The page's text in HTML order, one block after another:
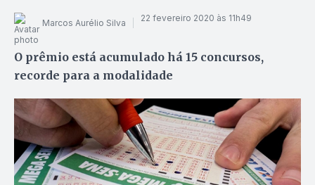
Marcos Aurélio Silva 22 fevereiro 2020 às 11h49
O prêmio está acumulado há 15 concursos,
recorde para a modalidade